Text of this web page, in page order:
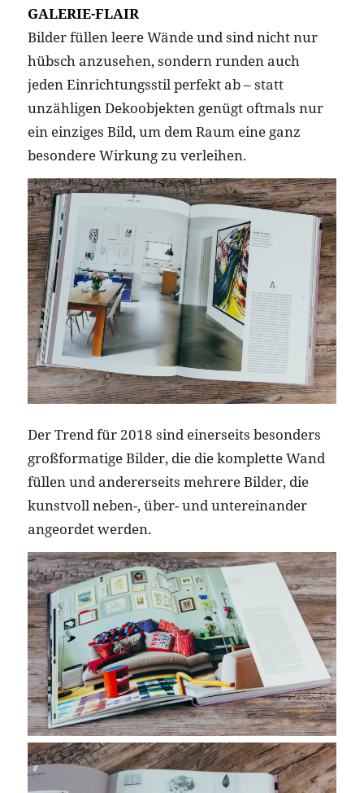
GALERIE-FLAIR
Bilder füllen leere Wände und sind nicht nur
hübsch anzusehen, sondern runden auch
jeden Einrichtungsstil perfekt ab – statt
unzähligen Dekoobjekten genügt oftmals nur
ein einziges Bild, um dem Raum eine ganz
besondere Wirkung zu verleihen.
Der Trend für 2018 sind einerseits besonders
großformatige Bilder, die die komplette Wand
füllen und andererseits mehrere Bilder, die
kunstvoll neben-, über- und untereinander
angeordet werden.